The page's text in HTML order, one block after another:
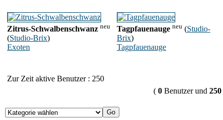
Zitrus-Schwalbenschwanz neu
(Studio-Brix)
Exoten
Tagpfauenauge neu (Studio-
Brix)
Tagpfauenauge
Zur Zeit aktive Benutzer : 250
( 0 Benutzer und 250